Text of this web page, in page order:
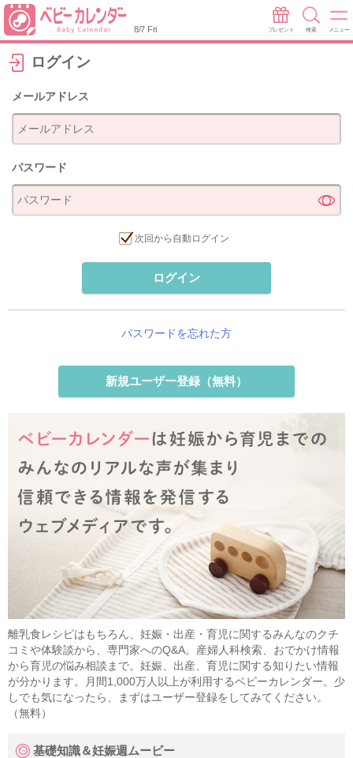
8/7 Fri プレゼント 検索 メニュー
ログイン
メールアドレス
パスワード
次回から自動ログイン
ログイン
パスワードを忘れた方
新規ユーザー登録（無料）
離乳食レシピはもちろん、妊娠・出産・育児に関するみんなのクチ
コミや体験談から、専門家へのQ&A。産婦人科検索、おでかけ情報
から育児の悩み相談まで。妊娠、出産、育児に関する知りたい情報
が分かります。月間1,000万人以上が利用するベビーカレンダー。少
しでも気になったら、まずはユーザー登録をしてみてください。
（無料）
基礎知識＆妊娠週ムービー